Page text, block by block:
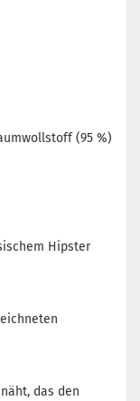
(95 %)
Hipster
das den